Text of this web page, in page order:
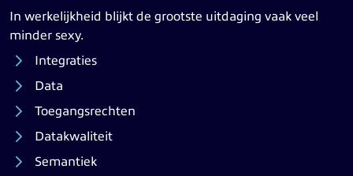
In werkelijkheid blijkt de grootste uitdaging vaak veel
minder sexy.
Integraties
Data
Toegangsrechten
Datakwaliteit
Semantiek